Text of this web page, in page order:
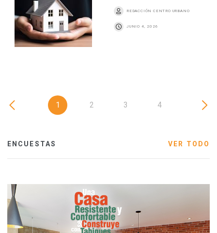
REDACCIÓN CENTRO URBANO
JUNIO 4, 2026
1 2 3 4
ENCUESTAS VER TODO